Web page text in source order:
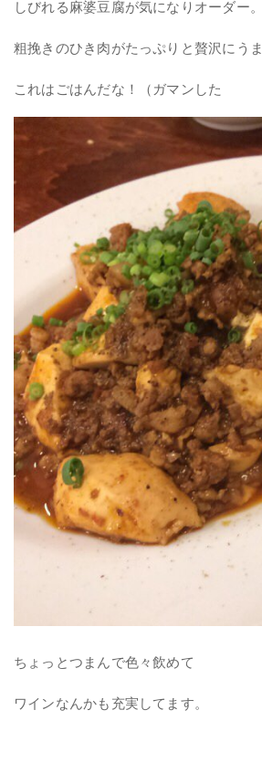
しびれる麻婆豆腐が気になりオーダー。
粗挽きのひき肉がたっぷりと贅沢にう
これはごはんだな！（ガマンした
ちょっとつまんで色々飲めて
ワインなんかも充実してます。